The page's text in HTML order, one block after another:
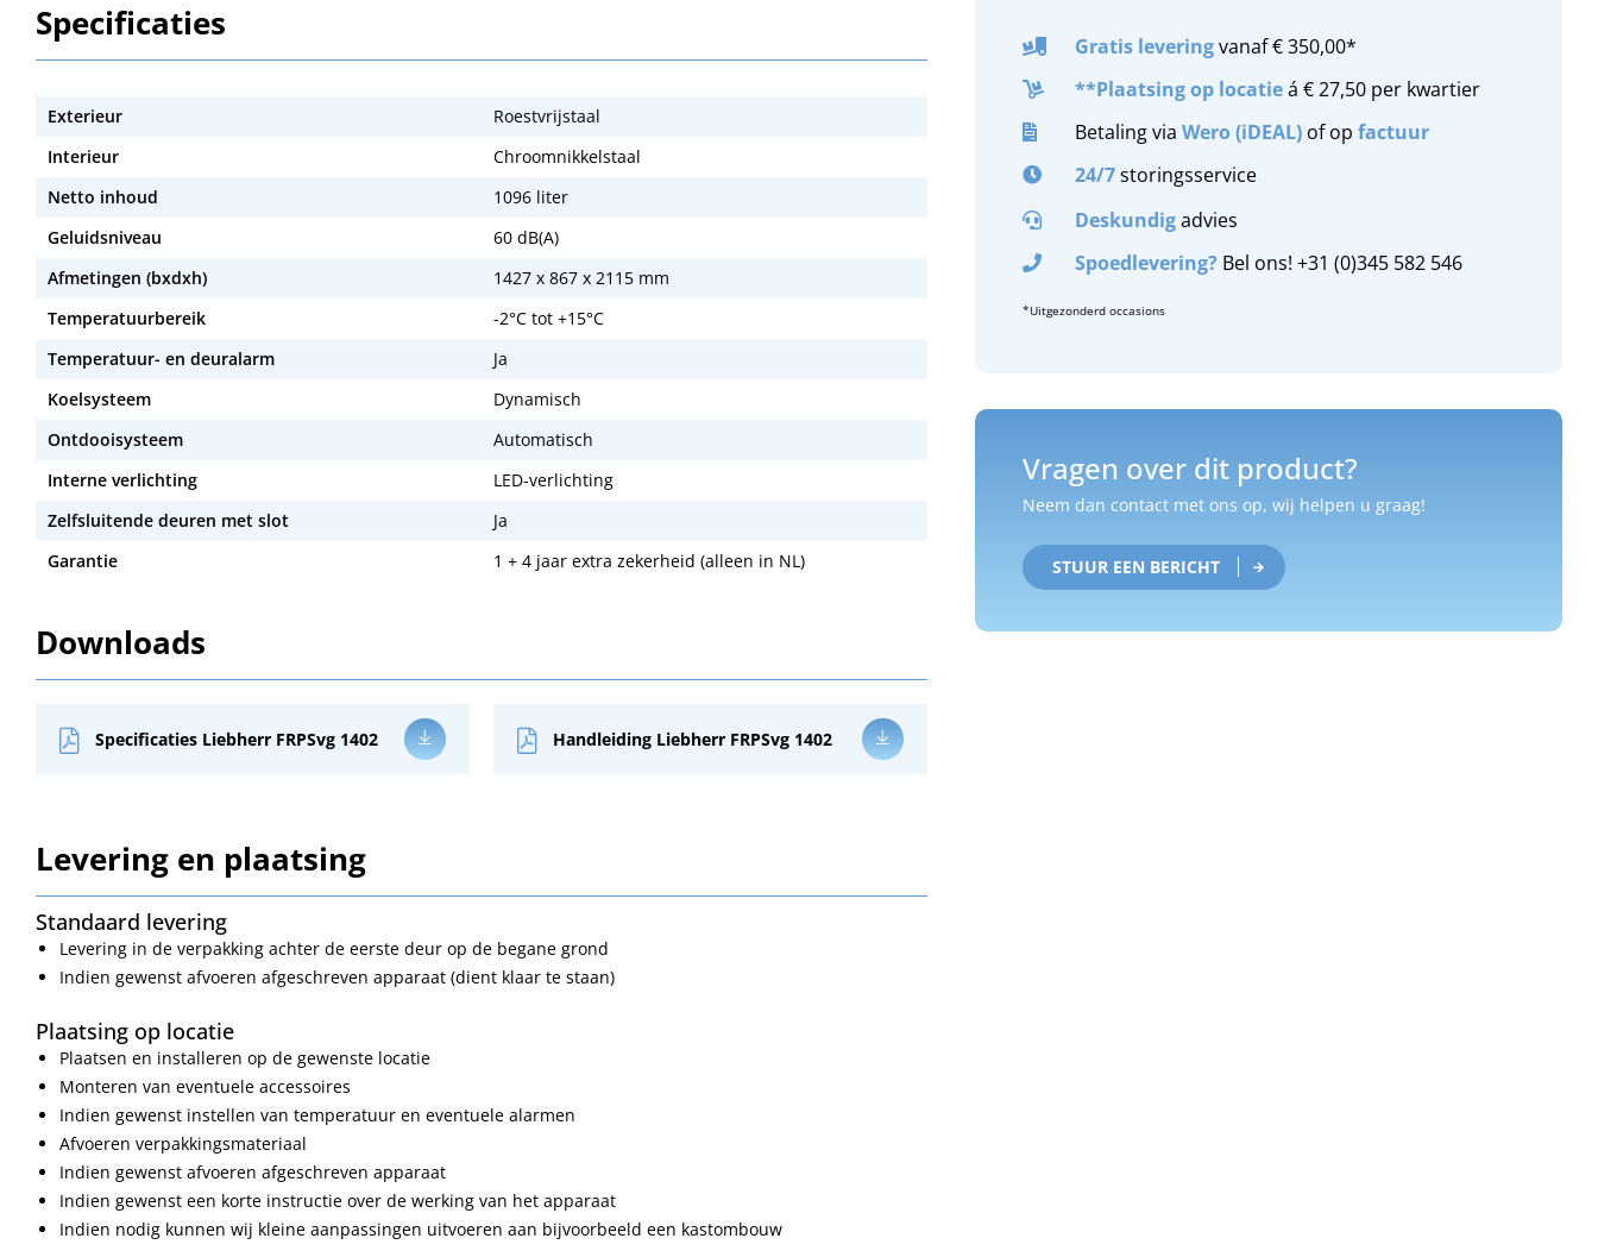
Gratis leveringvanaf € 350,00*
**Plaatsing op locatieá € 27,50 per kwartier
Betaling viaWero (iDEAL) of opfactuur
24/7storingsservice
Deskundigadvies
Spoedlevering? Bel ons! +31 (0)345 582 546
*Uitgezonderd occasions
Vragen over dit product?
Neem dan contact met ons op, wij helpen u graag!
STUUR EEN BERICHT
Specificaties
Exterieur
Roestvrijstaal
Interieur
Chroomnikkelstaal
Netto inhoud
1096 liter
Geluidsniveau
60 dB(A)
Afmetingen (bxdxh)
1427 x 867 x 2115 mm
Temperatuurbereik
-2°C tot +15°C
Temperatuur- en deuralarm
Ja
Koelsysteem
Dynamisch
Ontdooisysteem
Automatisch
Interne verlichting
LED-verlichting
Zelfsluitende deuren met slot
Ja
Garantie
1 + 4 jaar extra zekerheid (alleen in NL)
Downloads
Specificaties Liebherr FRPSvg 1402 Handleiding Liebherr FRPSvg 1402
Levering en plaatsing
Standaard levering
Levering in de verpakking achter de eerste deur op de begane grond
Indien gewenst afvoeren afgeschreven apparaat (dient klaar te staan)
Plaatsing op locatie
Plaatsen en installeren op de gewenste locatie
Monteren van eventuele accessoires
Indien gewenst instellen van temperatuur en eventuele alarmen
Afvoeren verpakkingsmateriaal
Indien gewenst afvoeren afgeschreven apparaat
Indien gewenst een korte instructie over de werking van het apparaat
Indien nodig kunnen wij kleine aanpassingen uitvoeren aan bijvoorbeeld een kastombouw